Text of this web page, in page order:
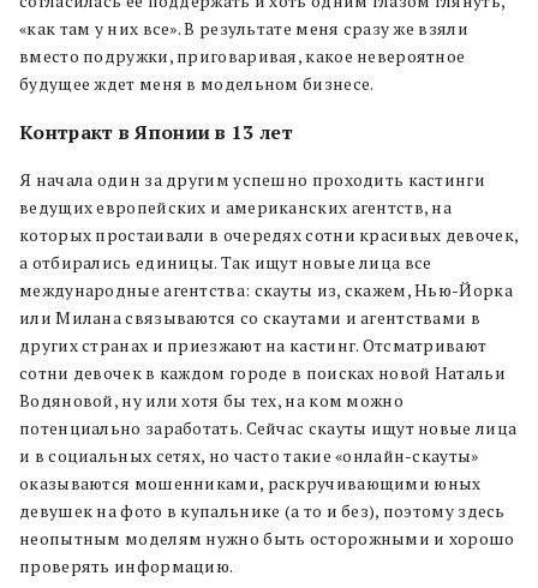
«как там у них все». В результате меня сразу же взяли
вместо подружки, приговаривая, какое невероятное
будущее ждет меня в модельном бизнесе.
Контракт в Японии в 13 лет
Я начала один за другим успешно проходить кастинги
ведущих европейских и американских агентств, на
которых простаивали в очередях сотни красивых девочек,
а отбирались единицы. Так ищут новые лица все
международные агентства: скауты из, скажем, Нью-Йорка
или Милана связываются со скаутами и агентствами в
других странах и приезжают на кастинг. Отсматривают
сотни девочек в каждом городе в поисках новой Натальи
Водяновой, ну или хотя бы тех, на ком можно
потенциально заработать. Сейчас скауты ищут новые лица
и в социальных сетях, но часто такие «онлайн-скауты»
оказываются мошенниками, раскручивающими юных
девушек на фото в купальнике (а то и без), поэтому здесь
неопытным моделям нужно быть осторожными и хорошо
проверять информацию.